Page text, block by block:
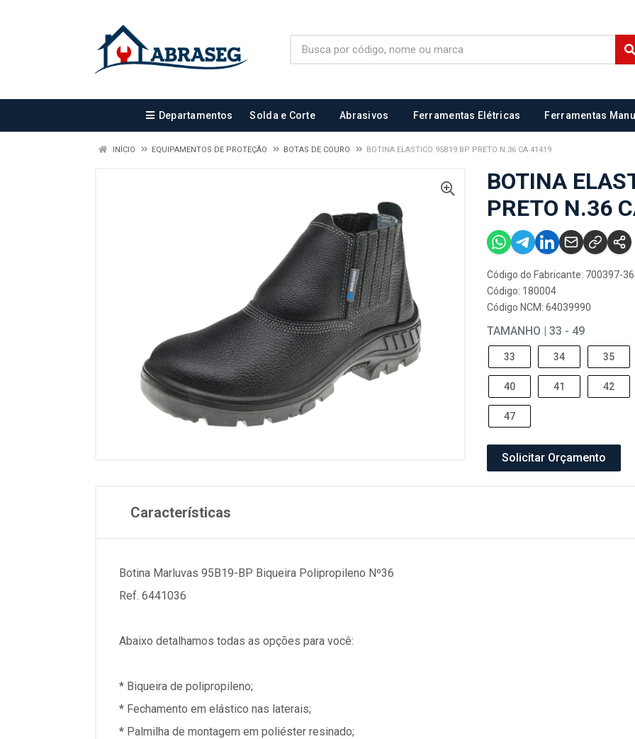
Departamentos Solda e Corte Abrasivos Ferramentas Elétricas Ferramentas
INÍCIO EQUIPAMENTOS DE PROTEÇÃO BOTAS DE COURO BOTINA ELASTICO 95B19 BP PRETO N.36 CA 41419
BOTINA
PRETO N.36
Código do Fabricante: 700397-36
Código: 180004
Código NCM: 64039990
TAMANHO | 33 - 49
33 34 35
40 41 42
47
Solicitar Orçamento
Características
Botina Marluvas 95B19-BP Biqueira Polipropileno Nº36
Ref. 6441036
Abaixo detalhamos todas as opções para você:
* Biqueira de polipropileno;
* Fechamento em elástico nas laterais;
* Palmilha de montagem em poliéster resinado;